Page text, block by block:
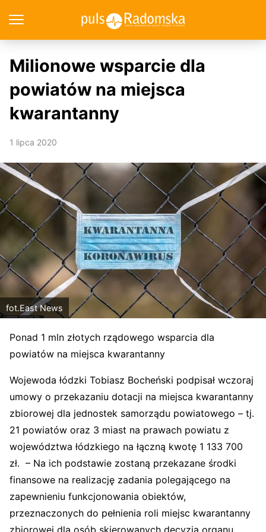
Milionowe wsparcie dla
powiatów na miejsca
kwarantanny
1 lipca 2020
fot.East News
Ponad 1 mln złotych rządowego wsparcia dla
powiatów na miejsca kwarantanny
Wojewoda łódzki Tobiasz Bocheński podpisał wczoraj
umowy o przekazaniu dotacji na miejsca kwarantanny
zbiorowej dla jednostek samorządu powiatowego – tj.
21 powiatów oraz 3 miast na prawach powiatu z
województwa łódzkiego na łączną kwotę 1 133 700
zł. – Na ich podstawie zostaną przekazane środki
finansowe na realizację zadania polegającego na
zapewnieniu funkcjonowania obiektów,
przeznaczonych do pełnienia roli miejsc kwarantanny